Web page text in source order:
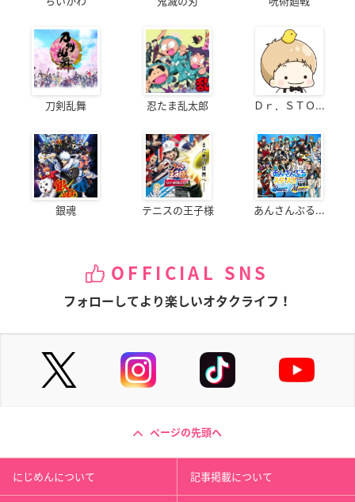
刀剣乱舞 忍たま乱太郎 Ｄｒ．ＳＴＯ...
銀魂 テニスの王子様 あんさんぶる...
OFFICIAL SNS
フォローしてより楽しいオタクライフ！
ページの先頭へ
にじめんについて 記事掲載について